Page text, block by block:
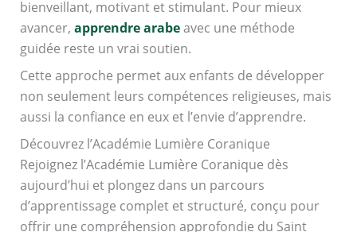
bienveillant, motivant et stimulant. Pour mieux
avancer, apprendre arabeavec une méthode
guidée reste un vrai soutien.
Cette approche permet aux enfants de développer
non seulement leurs compétences religieuses, mais
aussi la confiance en eux et l’envie d’apprendre.
Découvrez l’Académie Lumière Coranique
Rejoignez l’Académie Lumière Coranique dès
aujourd’hui et plongez dans un parcours
d’apprentissage complet et structuré, conçu pour
offrir une compréhension approfondie du Saint